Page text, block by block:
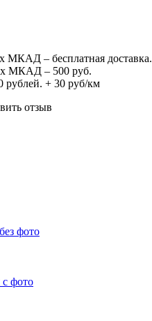
МКАД – бесплатная доставка.
МКАД – 500 руб.
рублей. + 30 руб/км
отзыв
фото
с фото